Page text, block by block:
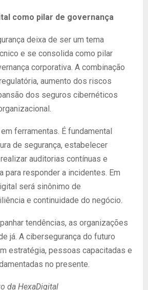
como pilar de governança
deixa de ser um tema
e se consolida como pilar
corporativa. A combinação
aumento dos riscos
dos seguros cibernéticos
ferramentas. É fundamental
de segurança, estabelecer
auditorias contínuas e
para responder a incidentes. Em
será sinônimo de
e continuidade do negócio.
tendências, as organizações
já. A cibersegurança do futuro
estratégia, pessoas capacitadas e
no presente.
da HexaDigital